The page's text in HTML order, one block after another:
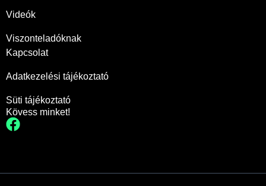
Videók
Viszonteladóknak
Kapcsolat
Adatkezelési tájékoztató
Süti tájékoztató
Kövess minket!